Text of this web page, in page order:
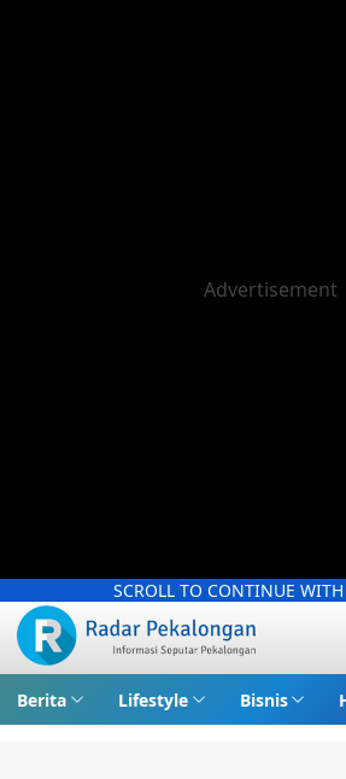
SCROLL TO CONTINUE
Berita Lifestyle Bisnis